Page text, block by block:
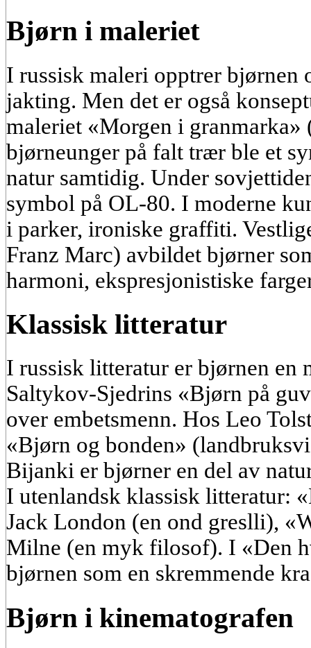
Bjørn i maleriet
I russisk maleri opptrer bjørnen
jakting. Men det er også
maleriet «Morgen i
bjørneunger på falt trær ble et
natur samtidig. Under
symbol på OL-80. I moderne
i parker, ironiske graffiti.
Franz Marc) avbildet bjørner
harmoni, ekspresjonistiske
Klassisk litteratur
I russisk litteratur er bjørnen en
Saltykov-Sjedrins «Bjørn på
over embetsmenn. Hos Leo
«Bjørn og bonden»
Bijanki er bjørner en del av
I utenlandsk klassisk litteratur:
Jack London (en ond greslli),
Milne (en myk filosof). I «Den
bjørnen som en skremmende
Bjørn i kinematografen